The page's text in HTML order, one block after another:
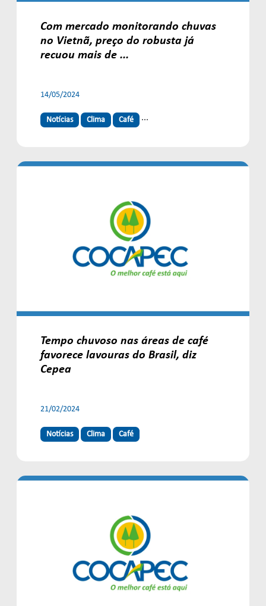
Com mercado monitorando chuvas
no Vietnã, preço do robusta já
recuou mais de ...
14/05/2024
Notícias Clima Café ...
Tempo chuvoso nas áreas de café
favorece lavouras do Brasil, diz
Cepea
21/02/2024
Notícias Clima Café